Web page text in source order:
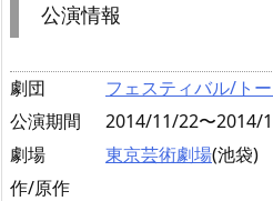
公演情報
劇団
フェスティバル/ト
公演期間
2014/11/22〜2014/
劇場
東京芸術劇場(池袋)
作/原作